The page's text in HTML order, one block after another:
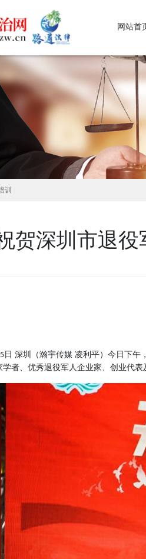
网站首
训
贺深圳市退役
日 深圳（瀚宇传媒 凌利平）今日下午
学者、优秀退役军人企业家、创业代